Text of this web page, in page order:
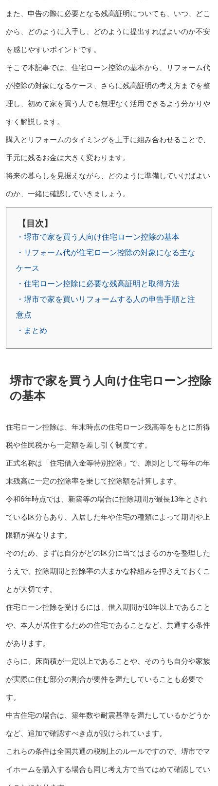
また、申告の際に必要となる残高証明についても、いつ、どこ
から、どのように入手し、どのように提出すればよいのか不安
を感じやすいポイントです。
そこで本記事では、住宅ローン控除の基本から、リフォーム代
が控除の対象になるケース、さらに残高証明の考え方までを整
理し、初めて家を買う人でも無理なく活用できるよう分かりや
すく解説します。
購入とリフォームのタイミングを上手に組み合わせることで、
手元に残るお金は大きく変わります。
将来の暮らしを見据えながら、どのように準備していけばよい
のか、一緒に確認していきましょう。
【目次】
・堺市で家を買う人向け住宅ローン控除の基本
・リフォーム代が住宅ローン控除の対象になる主な
ケース
・住宅ローン控除に必要な残高証明と取得方法
・堺市で家を買いリフォームする人の申告手順と注
意点
・まとめ
堺市で家を買う人向け住宅ローン控除
の基本
住宅ローン控除は、年末時点の住宅ローン残高等をもとに所得
税や住民税から一定額を差し引く制度です。
正式名称は「住宅借入金等特別控除」で、原則として毎年の年
末残高に一定の控除率を乗じて控除額を計算します。
令和6年時点では、新築等の場合に控除期間が最長13年とされ
ている区分もあり、入居した年や住宅の種類によって期間や上
限額が異なります。
そのため、まずは自分がどの区分に当てはまるのかを整理した
うえで、控除期間と控除率の大まかな枠組みを押さえておくこ
とが大切です。
住宅ローン控除を受けるには、借入期間が10年以上であること
や、本人が居住するための住宅であることなど、共通する条件
があります。
さらに、床面積が一定以上であることや、そのうち自分や家族
が実際に住む部分の割合が要件を満たしていることも必要で
す。
中古住宅の場合は、築年数や耐震基準を満たしているかどうか
など、追加で確認すべき点が設けられています。
これらの条件は全国共通の税制上のルールですので、堺市でマ
イホームを購入する場合も同じ考え方で当てはめて確認してい